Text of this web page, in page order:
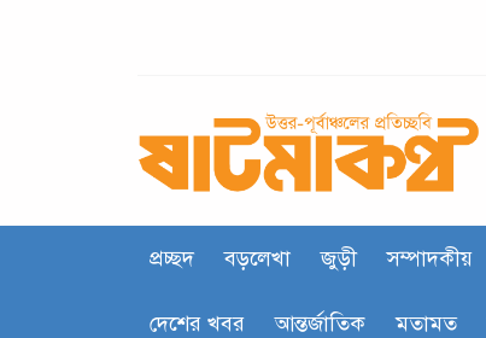
প্রচ্ছদ বড়লেখা জুড়ী সম্পাদকীয়
দেশের খবর আন্তর্জাতিক মতামত